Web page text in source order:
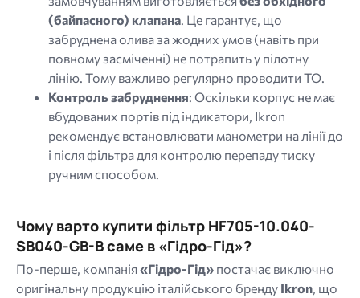
(байпасного) клапана . Це гарантує, що
забруднена олива за жодних умов (навіть при
повному засміченні) не потрапить у пілотну
лінію. Тому важливо регулярно проводити ТО.
Контроль забруднення: Оскільки корпус не має
вбудованих портів під індикатори, Ikron
рекомендує встановлювати манометри на лінії до
і після фільтра для контролю перепаду тиску
ручним способом.
Чому варто купити фільтр HF705-10.040-
SB040-GB-B саме в «Гідро-Гід»?
По-перше, компанія«Гідро-Гід» постачає виключно
оригінальну продукцію італійського бренду Ikron , що